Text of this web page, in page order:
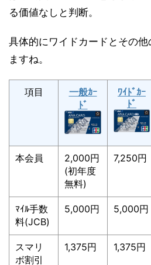
る価値なしと判断。
具体的にワイドカードとその
ますね。
項目
一般ｶｰ
ﾄﾞ
ﾜｲﾄﾞｶｰ
ﾄﾞ
本会員
2,000円
(初年度
無料)
7,250円
ﾏｲﾙ手数
料(JCB)
5,000円 5,000円
スマリ
ボ割引
1,375円 1,375円